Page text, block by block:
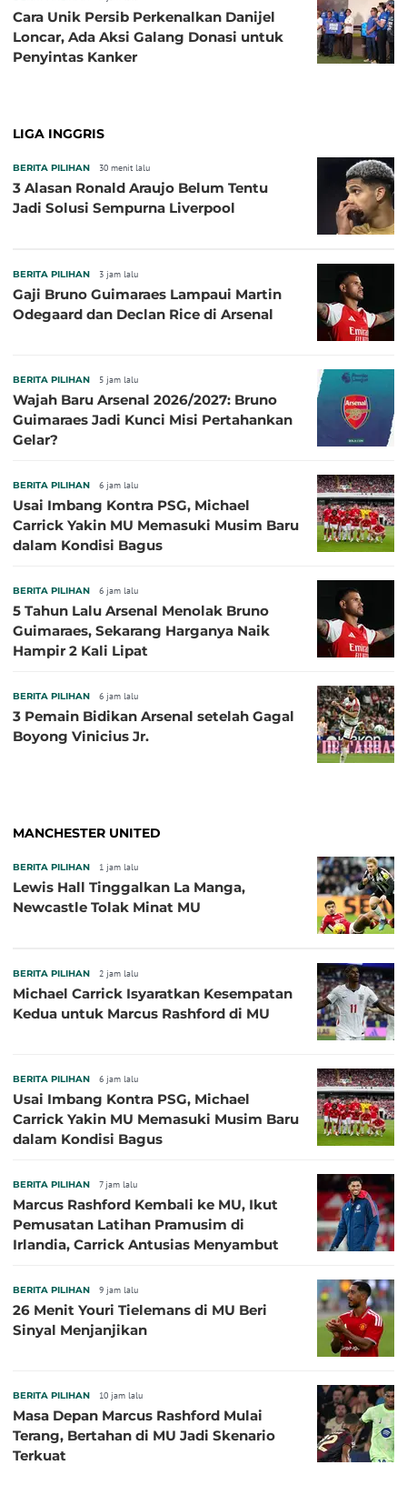
Cara Unik Persib Perkenalkan Danijel
Loncar, Ada Aksi Galang Donasi untuk
Penyintas Kanker
LIGA INGGRIS
BERITA PILIHAN 30 menit lalu
3 Alasan Ronald Araujo Belum Tentu
Jadi Solusi Sempurna Liverpool
BERITA PILIHAN 3 jam lalu
Gaji Bruno Guimaraes Lampaui Martin
Odegaard dan Declan Rice di Arsenal
BERITA PILIHAN 5 jam lalu
Wajah Baru Arsenal 2026/2027: Bruno
Guimaraes Jadi Kunci Misi Pertahankan
Gelar?
BERITA PILIHAN 6 jam lalu
Usai Imbang Kontra PSG, Michael
Carrick Yakin MU Memasuki Musim Baru
dalam Kondisi Bagus
BERITA PILIHAN 6 jam lalu
5 Tahun Lalu Arsenal Menolak Bruno
Guimaraes, Sekarang Harganya Naik
Hampir 2 Kali Lipat
BERITA PILIHAN 6 jam lalu
3 Pemain Bidikan Arsenal setelah Gagal
Boyong Vinicius Jr.
MANCHESTER UNITED
BERITA PILIHAN 1 jam lalu
Lewis Hall Tinggalkan La Manga,
Newcastle Tolak Minat MU
BERITA PILIHAN 2 jam lalu
Michael Carrick Isyaratkan Kesempatan
Kedua untuk Marcus Rashford di MU
BERITA PILIHAN 6 jam lalu
Usai Imbang Kontra PSG, Michael
Carrick Yakin MU Memasuki Musim Baru
dalam Kondisi Bagus
BERITA PILIHAN 7 jam lalu
Marcus Rashford Kembali ke MU, Ikut
Pemusatan Latihan Pramusim di
Irlandia, Carrick Antusias Menyambut
BERITA PILIHAN 9 jam lalu
26 Menit Youri Tielemans di MU Beri
Sinyal Menjanjikan
BERITA PILIHAN 10 jam lalu
Masa Depan Marcus Rashford Mulai
Terang, Bertahan di MU Jadi Skenario
Terkuat